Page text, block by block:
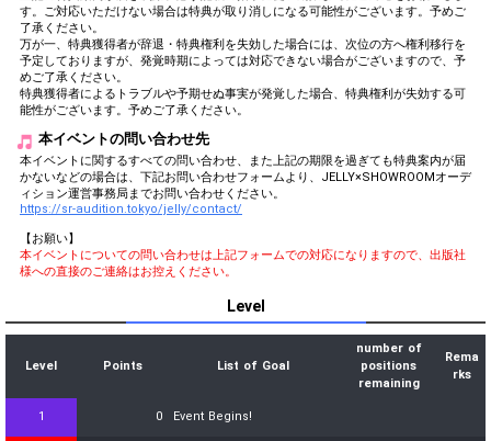
す。ご対応いただけない場合は特典が取り消しになる可能性がございます。予めご
了承ください。
万が一、特典獲得者が辞退・特典権利を失効した場合には、次位の方へ権利移行を
予定しておりますが、発覚時期によっては対応できない場合がございますので、予
めご了承ください。
特典獲得者によるトラブルや予期せぬ事実が発覚した場合、特典権利が失効する可
能性がございます。予めご了承ください。
本イベントの問い合わせ先
本イベントに関するすべての問い合わせ、また上記の期限を過ぎても特典案内が届
かないなどの場合は、下記お問い合わせフォームより、JELLY×SHOWROOMオーデ
ィション運営事務局までお問い合わせください。
https://sr-audition.tokyo/jelly/contact/
【お願い】
本イベントについての問い合わせは上記フォームでの対応になりますので、出版社
様への直接のご連絡はお控えください。
Level
Level Points List of Goal
number of
positions
remaining
Rema
rks
1 0 Event Begins!